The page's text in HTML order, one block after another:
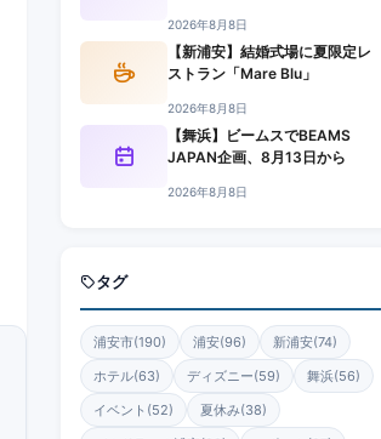
2026年8月8日
【新浦安】結婚式場に夏限定レ
ストラン「Mare Blu」
2026年8月8日
【舞浜】ビームスでBEAMS
JAPAN企画、8月13日から
2026年8月8日
タグ
浦安市(190) 浦安(96)
新浦安(74)
ホテル(63)
ディズニー(59)
舞浜(56)
イベント(52)
夏休み(38)